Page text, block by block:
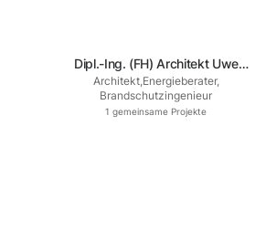
Dipl.-Ing. (FH) Architekt Uwe
Klaila
Architekt,Energieberater,
Brandschutzingenieur
1 gemeinsame Projekte